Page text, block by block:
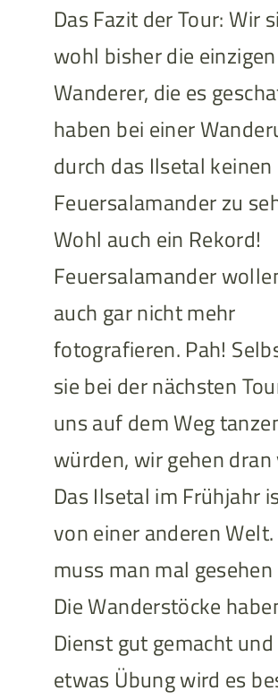
Das Fazit der Tour: Wir
wohl bisher die einzigen
Wanderer, die es
haben bei einer
durch das Ilsetal keinen
Feuersalamander zu
Wohl auch ein Rekord!
Feuersalamander
auch gar nicht mehr
fotografieren. Pah!
sie bei der nächsten
uns auf dem Weg
würden, wir gehen dran
Das Ilsetal im Frühjahr
von einer anderen Welt.
muss man mal
Die Wanderstöcke
Dienst gut gemacht
etwas Übung wird es